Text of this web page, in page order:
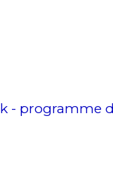
- programme